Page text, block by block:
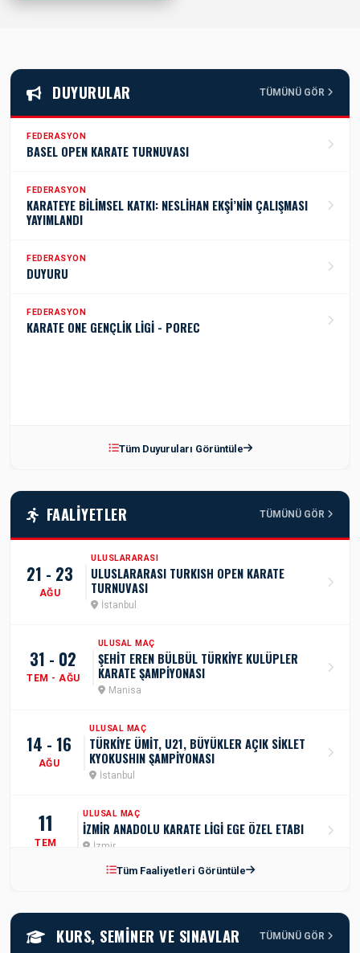
DUYURULAR TÜMÜNÜ GÖR
FEDERASYON
BASEL OPEN KARATE TURNUVASI
FEDERASYON
KARATEYE BİLİMSEL KATKI: NESLİHAN EKŞİ’NİN ÇALIŞMASI
YAYIMLANDI
FEDERASYON
DUYURU
FEDERASYON
KARATE ONE GENÇLİK LİGİ - POREC
Tüm Duyuruları Görüntüle
FAALIYETLER TÜMÜNÜ GÖR
21 - 23
AĞU
ULUSLARARASI
ULUSLARARASI TURKISH OPEN KARATE
TURNUVASI
İstanbul
31 - 02
TEM - AĞU
ULUSAL MAÇ
ŞEHİT EREN BÜLBÜL TÜRKİYE KULÜPLER
KARATE ŞAMPİYONASI
Manisa
14 - 16
AĞU
ULUSAL MAÇ
TÜRKİYE ÜMİT, U21, BÜYÜKLER AÇIK SİKLET
KYOKUSHIN ŞAMPİYONASI
İstanbul
11
TEM
ULUSAL MAÇ
İZMİR ANADOLU KARATE LİGİ EGE ÖZEL ETABI
İzmir
SPORTOTO TÜRKİYE ÜMİT, GENÇ, U21 KARATE
ŞAMPİYONASI
Samsun
Tüm Faaliyetleri Görüntüle
KURS, SEMINER VE SINAVLAR TÜMÜNÜ GÖR